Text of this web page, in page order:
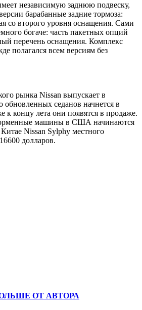
независимую заднюю подвеску,
барабанные задние тормоза:
со второго уровня оснащения. Сами
богаче: часть пакетных опций
перечень оснащения. Комплекс
полагался всем версиям без
рынка Nissan выпускает в
седанов начнется в
к концу лета они появятся в продаже.
машины в США начинаются
Nissan Sylphy местного
долларов.
ОТ АВТОРА